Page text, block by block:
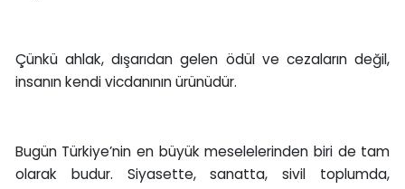
Çünkü ahlak, dışarıdan gelen ödül ve cezaların değil,
insanın kendi vicdanının ürünüdür.
Bugün Türkiye’nin en büyük meselelerinden biri de tam
olarak budur. Siyasette, sanatta, sivil toplumda,